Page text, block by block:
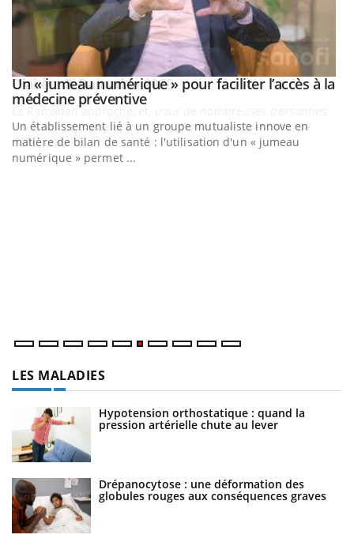
Youtube
Un « jumeau numérique » pour faciliter l’accès à la
médecine préventiveYoutube
Un établissement lié à un groupe mutualiste innove en
matière de bilan de santé : l'utilisation d'un « jumeau
numérique » permet ...
LES MALADIES
Hypotension orthostatique : quand la
pression artérielle chute au lever
Drépanocytose : une déformation des
globules rouges aux conséquences graves